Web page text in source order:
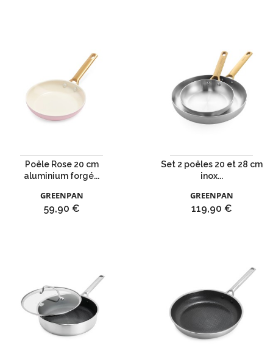
Poêle Rose 20 cm
aluminium forgé...
GREENPAN
Prix
59,90 €
Set 2 poêles 20 et 28 cm
inox...
GREENPAN
Prix
119,90 €